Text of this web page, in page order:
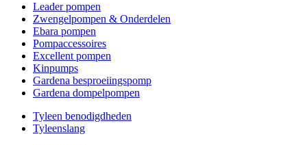
Leader pompen
Zwengelpompen & Onderdelen
Ebara pompen
Pompaccessoires
Excellent pompen
Kinpumps
Gardena besproeiingspomp
Gardena dompelpompen
Tyleen benodigdheden
Tyleenslang